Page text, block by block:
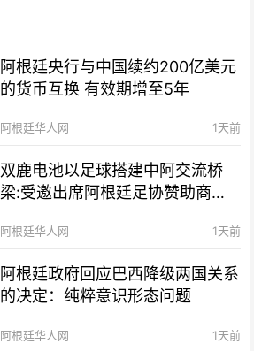
阿根廷央行与中国续约200亿美元
的货币互换 有效期增至5年
阿根廷华人网 1天前
双鹿电池以足球搭建中阿交流桥
梁:受邀出席阿根廷足协赞助商招
阿根廷华人网 1天前
阿根廷政府回应巴西降级两国关系
的决定：纯粹意识形态问题
阿根廷华人网 1天前